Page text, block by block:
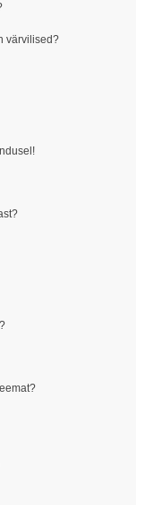
värvilised?